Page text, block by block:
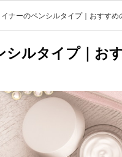
ナーのペンシルタイプ｜おすすめ
ルタイプ｜お